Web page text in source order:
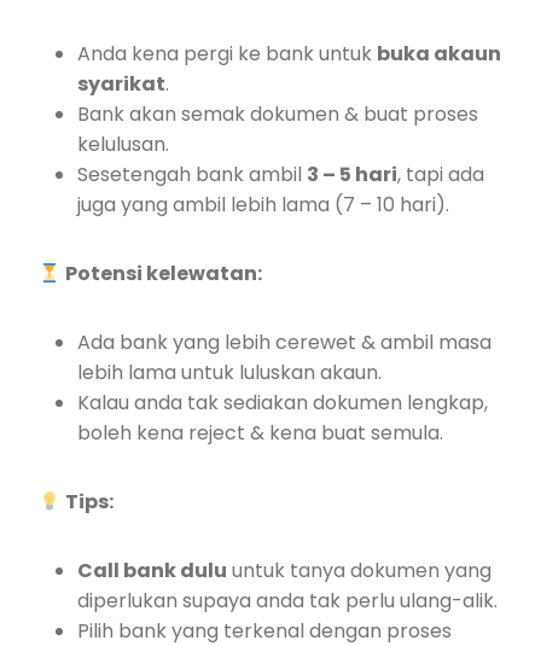
Anda kena pergi ke bank untuk buka akaun
syarikat.
Bank akan semak dokumen & buat proses
kelulusan.
Sesetengah bank ambil 3 – 5 hari, tapi ada
juga yang ambil lebih lama (7 – 10 hari).
Potensi kelewatan:
Ada bank yang lebih cerewet & ambil masa
lebih lama untuk luluskan akaun.
Kalau anda tak sediakan dokumen lengkap,
boleh kena reject & kena buat semula.
Tips:
Call bank dulu untuk tanya dokumen yang
diperlukan supaya anda tak perlu ulang-alik.
Pilih bank yang terkenal dengan proses